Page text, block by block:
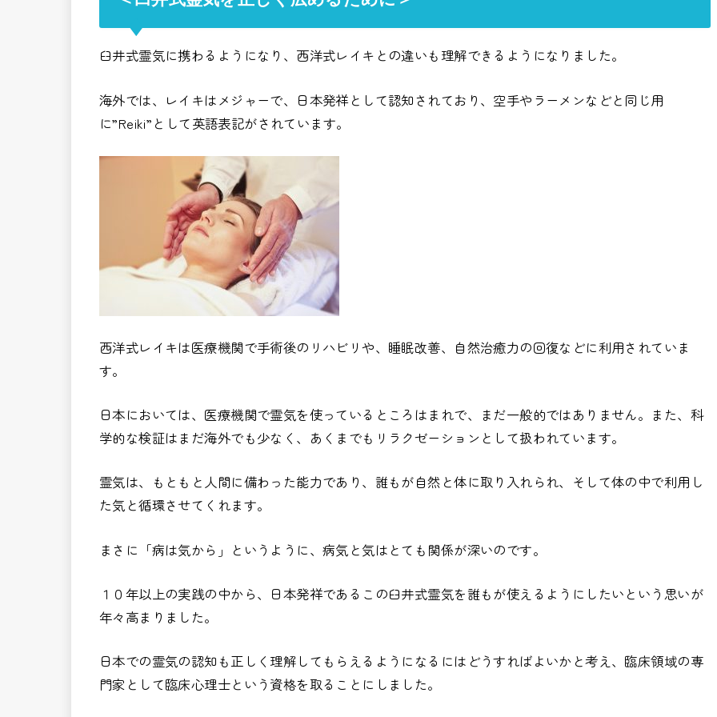
臼井式霊気に携わるようになり、西洋式レイキとの違いも理解できるようになりました。
海外では、レイキはメジャーで、日本発祥として認知されており、空手やラーメンなどと同じ用
に”Reiki”として英語表記がされています。
西洋式レイキは医療機関で手術後のリハビリや、睡眠改善、自然治癒力の回復などに利用されていま
す。
日本においては、医療機関で霊気を使っているところはまれで、まだ一般的ではありません。また、科
学的な検証はまだ海外でも少なく、あくまでもリラクゼーションとして扱われています。
霊気は、もともと人間に備わった能力であり、誰もが自然と体に取り入れられ、そして体の中で利用し
た気と循環させてくれます。
まさに「病は気から」というように、病気と気はとても関係が深いのです。
１０年以上の実践の中から、日本発祥であるこの臼井式霊気を誰もが使えるようにしたいという思いが
年々高まりました。
日本での霊気の認知も正しく理解してもらえるようになるにはどうすればよいかと考え、臨床領域の専
門家として臨床心理士という資格を取ることにしました。